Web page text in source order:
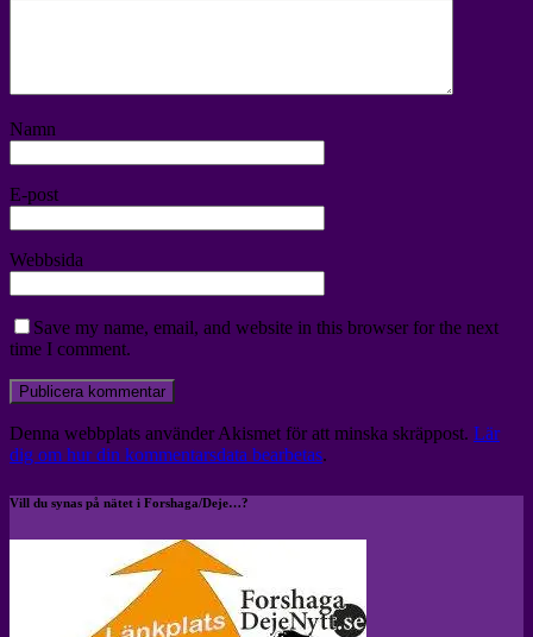
Namn
E-post
Webbsida
Save my name, email, and website in this browser for the next
time I comment.
Denna webbplats använder Akismet för att minska skräppost. Lär
dig om hur din kommentarsdata bearbetas.
Vill du synas på nätet i Forshaga/Deje…?